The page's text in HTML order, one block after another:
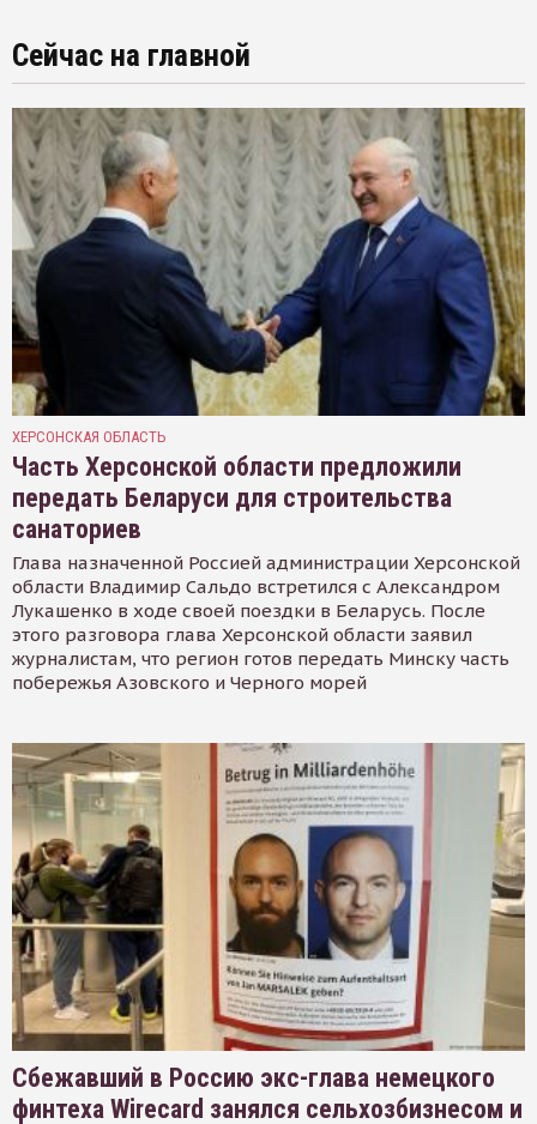
Сейчас на главной
ХЕРСОНСКАЯ ОБЛАСТЬ
Часть Херсонской области предложили
передать Беларуси для строительства
санаториев
Глава назначенной Россией администрации Херсонской
области Владимир Сальдо встретился с Александром
Лукашенко в ходе своей поездки в Беларусь. После
этого разговора глава Херсонской области заявил
журналистам, что регион готов передать Минску часть
побережья Азовского и Черного морей
Сбежавший в Россию экс-глава немецкого
финтеха Wirecard занялся сельхозбизнесом и